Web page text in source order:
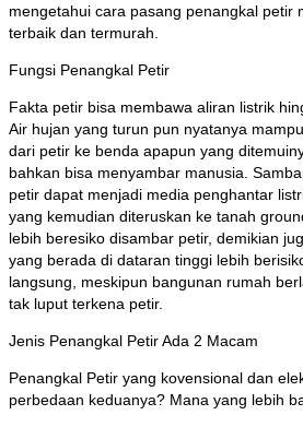
mengetahui cara pasang penangkal petir
terbaik dan termurah.
Fungsi Penangkal Petir
Fakta petir bisa membawa aliran listrik
Air hujan yang turun pun nyatanya
dari petir ke benda apapun yang
bahkan bisa menyambar manusia.
petir dapat menjadi media penghantar
yang kemudian diteruskan ke tanah
lebih beresiko disambar petir, demikian
yang berada di dataran tinggi lebih
langsung, meskipun bangunan rumah
tak luput terkena petir.
Jenis Penangkal Petir Ada 2 Macam
Penangkal Petir yang kovensional dan
perbedaan keduanya? Mana yang lebih